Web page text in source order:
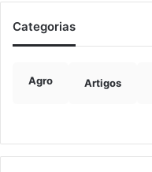
Categorias
Agro Artigos